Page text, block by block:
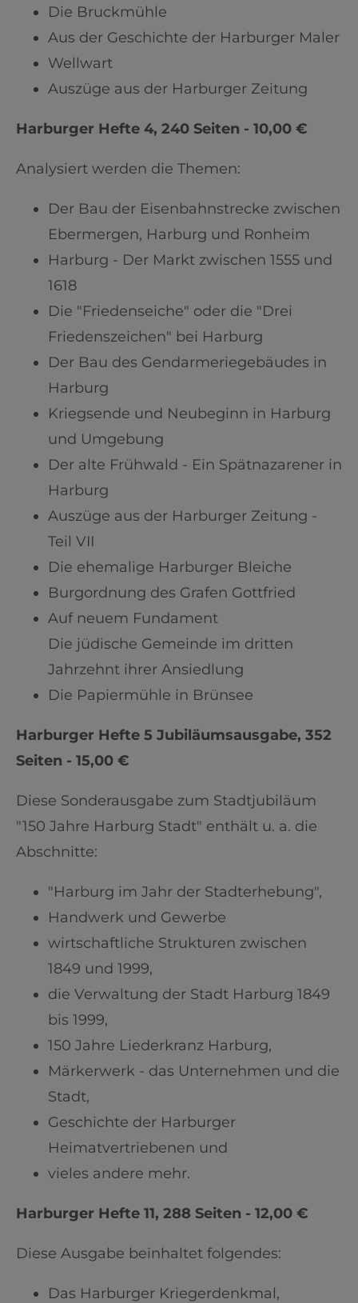
Die Bruckmühle
Aus der Geschichte der Harburger Maler
Wellwart
Auszüge aus der Harburger Zeitung
Harburger Hefte 4, 240 Seiten - 10,00 €
Analysiert werden die Themen:
Der Bau der Eisenbahnstrecke zwischen
Ebermergen, Harburg und Ronheim
Harburg - Der Markt zwischen 1555 und
1618
Die "Friedenseiche" oder die "Drei
Friedenszeichen" bei Harburg
Der Bau des Gendarmeriegebäudes in
Harburg
Kriegsende und Neubeginn in Harburg
und Umgebung
Der alte Frühwald - Ein Spätnazarener in
Harburg
Auszüge aus der Harburger Zeitung -
Teil VII
Die ehemalige Harburger Bleiche
Burgordnung des Grafen Gottfried
Auf neuem Fundament
Die jüdische Gemeinde im dritten
Jahrzehnt ihrer Ansiedlung
Die Papiermühle in Brünsee
Harburger Hefte 5 Jubiläumsausgabe, 352
Seiten - 15,00 €
Diese Sonderausgabe zum Stadtjubiläum
"150 Jahre Harburg Stadt" enthält u. a. die
Abschnitte:
"Harburg im Jahr der Stadterhebung",
Handwerk und Gewerbe
wirtschaftliche Strukturen zwischen
1849 und 1999,
die Verwaltung der Stadt Harburg 1849
bis 1999,
150 Jahre Liederkranz Harburg,
Märkerwerk - das Unternehmen und die
Stadt,
Geschichte der Harburger
Heimatvertriebenen und
vieles andere mehr.
Harburger Hefte 11, 288 Seiten - 12,00 €
Diese Ausgabe beinhaltet folgendes:
Das Harburger Kriegerdenkmal,